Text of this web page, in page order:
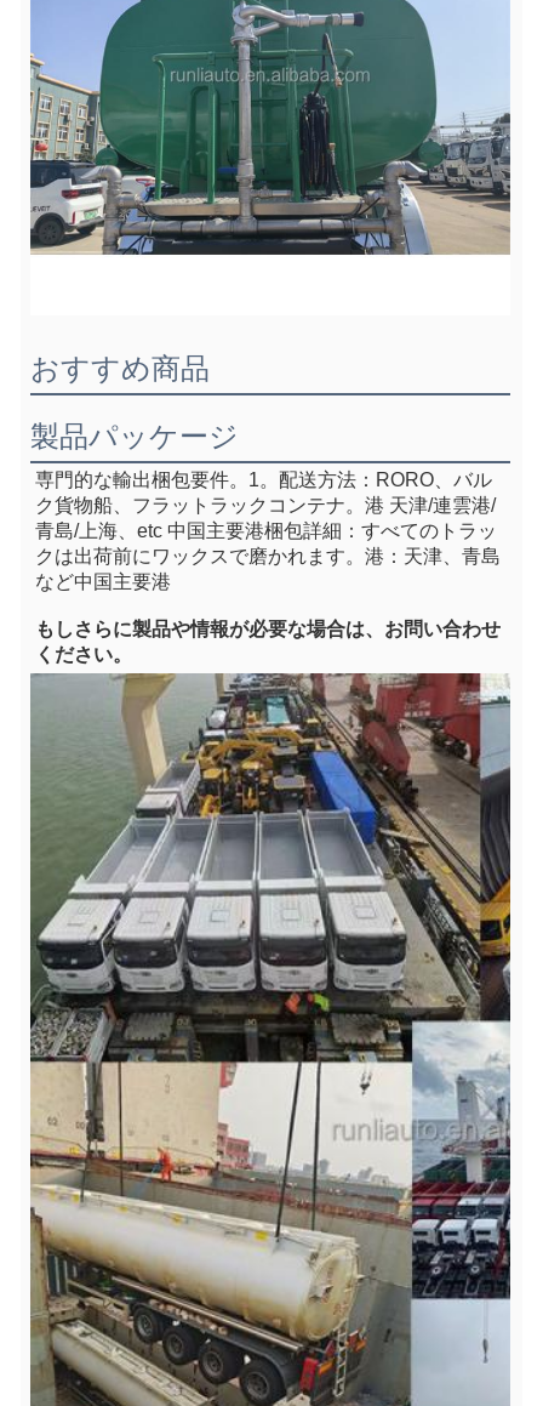
おすすめ商品
製品パッケージ
専門的な輸出梱包要件。1。 配送方法：RORO、バル
ク貨物船、フラットラックコンテナ。港 天津/連雲港/
青島/上海、etc 中国主要港梱包詳細：すべてのトラッ
クは出荷前にワックスで磨かれます。港：天津、青島
など中国主要港
もし さらに製品や情報が必要な場合は、お問い合わせ
ください。